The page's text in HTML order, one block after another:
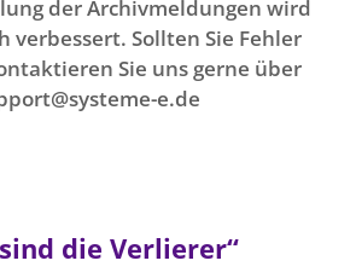
der Archivmeldungen wird
verbessert. Sollten Sie Fehler
Sie uns gerne über
e.de
die Verlierer“
Landeskirchenamts